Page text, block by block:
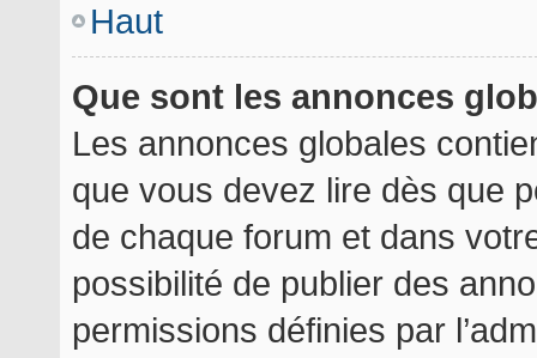
Haut
Que sont les annonces
Les annonces globales
que vous devez lire dès que
de chaque forum et dans
possibilité de publier des
permissions définies par